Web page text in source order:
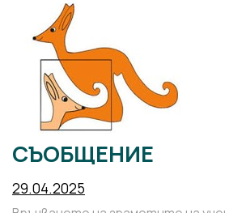
СЪОБЩЕНИЕ
29.04.2025